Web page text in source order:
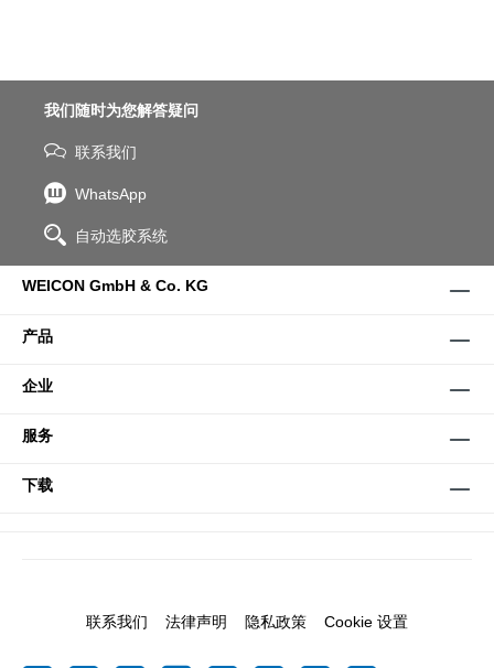
我们随时为您解答疑问
联系我们
WhatsApp
自动选胶系统
WEICON GmbH & Co. KG
产品
企业
服务
下载
联系我们 法律声明 隐私政策 Cookie 设置